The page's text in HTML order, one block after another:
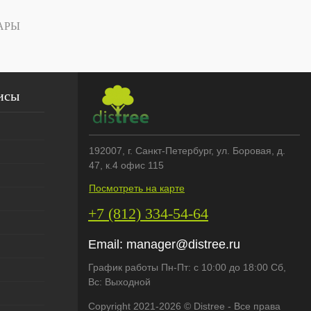
192007 , г. Санкт-Петербург, ул. Боровая, д.
47, к.4 офис 115
Посмотреть на карте
+7 (812) 334-54-64
Email: manager@distree.ru
График работы Пн-Пт: с 10:00 до 18:00 Сб,
Вс: Выходной
Copyright 2021-2026 © Distree - Все права